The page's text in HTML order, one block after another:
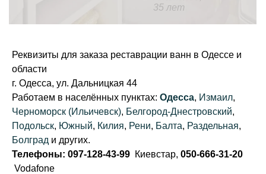
Реквизиты для заказа реставрации ванн в Одессе и
области
г. Одесса, ул. Дальницкая 44
Работаем в населённых пунктах: Одесса, Измаил,
Черноморск (Ильичевск), Белгород-Днестровский,
Подольск, Южный, Килия, Рени, Балта, Раздельная,
Болград и других.
Телефоны: 097-128-43-99 Киевстар, 050-666-31-20
Vodafone